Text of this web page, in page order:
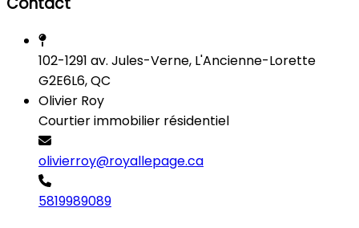
102-1291 av. Jules-Verne, L'Ancienne-Lorette
G2E6L6, QC
Olivier Roy
Courtier immobilier résidentiel
olivierroy@royallepage.ca
5819989089